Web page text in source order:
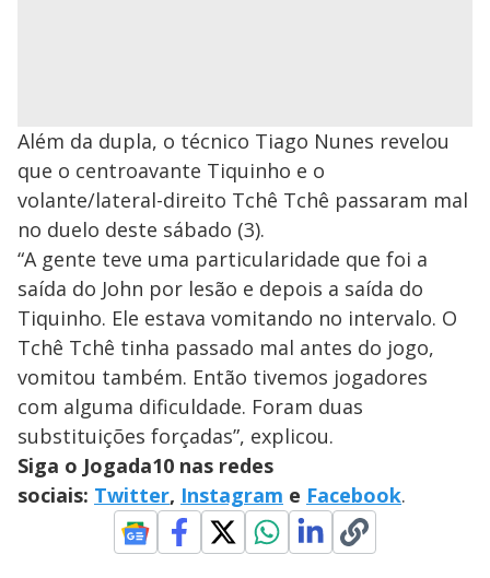
Além da dupla, o técnico Tiago Nunes revelou
que o centroavante Tiquinho e o
volante/lateral-direito Tchê Tchê passaram mal
no duelo deste sábado (3).
“A gente teve uma particularidade que foi a
saída do John por lesão e depois a saída do
Tiquinho. Ele estava vomitando no intervalo. O
Tchê Tchê tinha passado mal antes do jogo,
vomitou também. Então tivemos jogadores
com alguma dificuldade. Foram duas
substituições forçadas”, explicou.
Siga o Jogada10 nas redes
sociais: Twitter, Instagram e Facebook.